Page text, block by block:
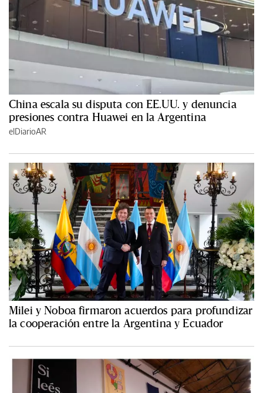
China escala su disputa con EE.UU. y denuncia
presiones contra Huawei en la Argentina
elDiarioAR
Milei y Noboa firmaron acuerdos para profundizar
la cooperación entre la Argentina y Ecuador